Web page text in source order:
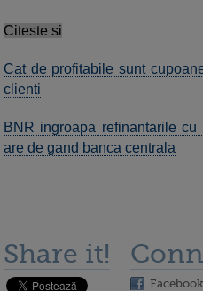
Citeste si
Cat de profitabile sunt
clienti
BNR ingroapa refinantarile
are de gand banca centrala
Share it!
Facebook